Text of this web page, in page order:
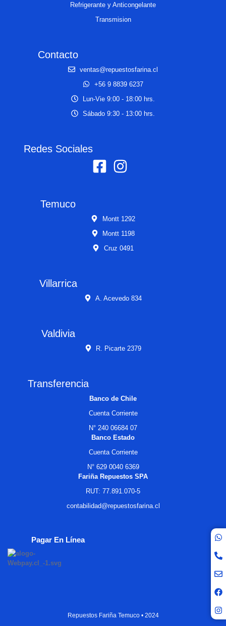
Refrigerante y Anticongelante
Transmision
Contacto
ventas@repuestosfarina.cl
+56 9 8839 6237
Lun-Vie 9:00 - 18:00 hrs.
Sábado 9:30 - 13:00 hrs.
Redes Sociales
Temuco
Montt 1292
Montt 1198
Cruz 0491
Villarrica
A. Acevedo 834
Valdivia
R. Picarte 2379
Transferencia
Banco de Chile
Cuenta Corriente
N° 240 06684 07
Banco Estado
Cuenta Corriente
N° 629 0040 6369
Fariña Repuestos SPA
RUT: 77.891.070-5
contabilidad@repuestosfarina.cl
Pagar En Línea
Repuestos Fariña Temuco • 2024